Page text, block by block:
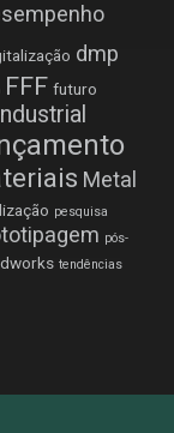
dmp
FFF futuro
Metal
pesquisa
pós-
tendências